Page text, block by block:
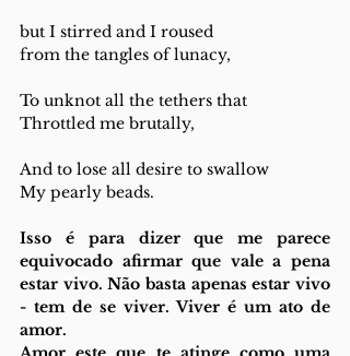
but I stirred and I roused
from the tangles of lunacy,
To unknot all the tethers that
Throttled me brutally,
And to lose all desire to swallow
My pearly beads.
Isso é para dizer que me parece
equivocado afirmar que vale a pena
estar vivo. Não basta apenas estar vivo
- tem de se viver. Viver é um ato de
amor.